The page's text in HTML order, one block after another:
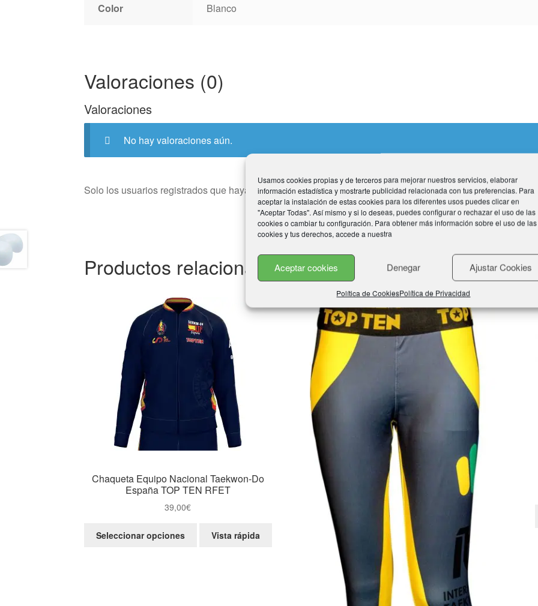
Usamos cookies propias y de terceros para mejorar nuestros servicios, elaborar
información estadística y mostrarte publicidad relacionada con tus preferencias. Para
aceptar la instalación de estas cookies para los diferentes usos puedes clicar en
"Aceptar Todas". Así mismo y si lo deseas, puedes configurar o rechazar el uso de las
cookies o cambiar tu configuración. Para obtener más información sobre el uso de las
cookies y tus derechos, accede a nuestra
Aceptar cookies Denegar Ajustar Cookies
Política de CookiesPolítica de Privacidad
Color Blanco
Valoraciones (0)
Valoraciones
No hay valoraciones aún.
Solo los usuarios registrados que hayan comprado este producto pueden hacer una valoración.
Productos relacionados
Chaqueta Equipo Nacional Taekwon-Do
España TOP TEN RFET
39,00€
Seleccionar opciones
Este
producto
Vista rápida